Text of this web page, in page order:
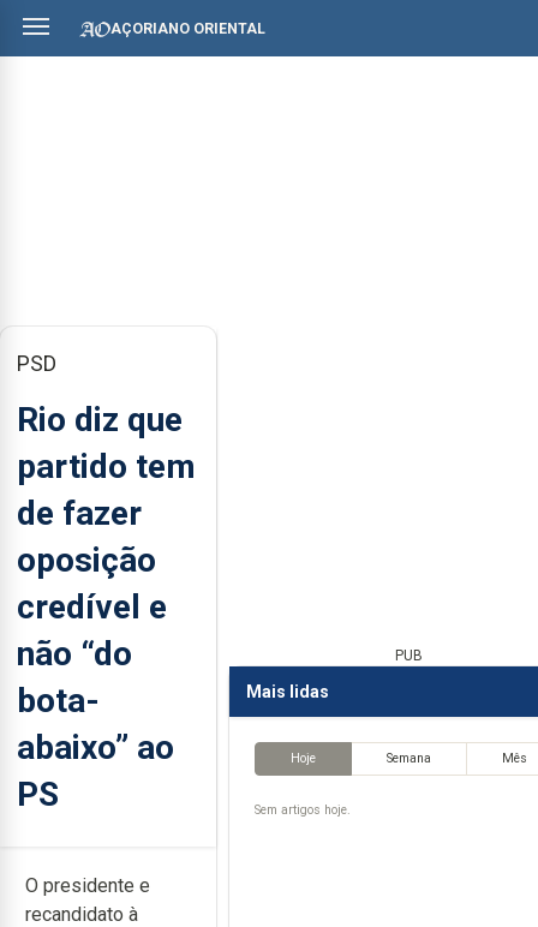
AÇORIANO ORIENTAL
PSD
Rio diz que
partido tem
de fazer
oposição
credível e
não “do
bota-
abaixo” ao
PS
O presidente e
recandidato à
PUB
Mais lidas
Hoje Semana Mês
Sem artigos hoje.